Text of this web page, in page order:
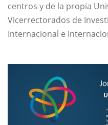
centros y de la propia
Vicerrectorados de
Internacional e